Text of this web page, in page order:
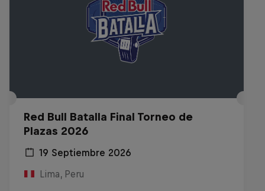
Red Bull Batalla Final Torneo de
Plazas 2026
19 Septiembre 2026
Lima, Peru